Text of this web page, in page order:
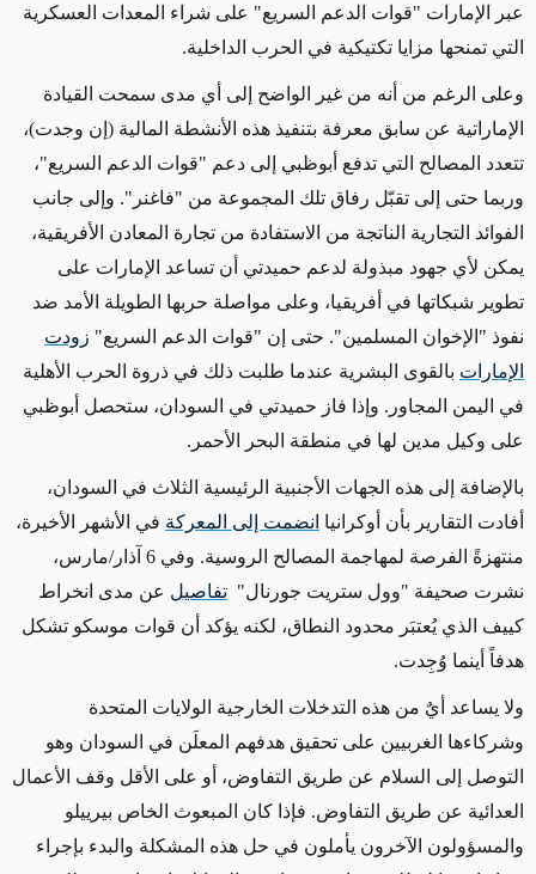
عبر الإمارات "قوات الدعم السريع" على شراء المعدات العسكرية
التي تمنحها مزايا تكتيكية في الحرب الداخلية.
وعلى الرغم من أنه من غير الواضح إلى أي مدى سمحت القيادة
الإماراتية عن سابق معرفة بتنفيذ هذه الأنشطة المالية (إن وجدت)،
تتعدد المصالح التي تدفع أبوظبي إلى دعم "قوات الدعم السريع"،
وربما حتى إلى تقبّل رفاق تلك المجموعة من "فاغنر". وإلى جانب
الفوائد التجارية الناتجة من الاستفادة من تجارة المعادن الأفريقية،
يمكن لأي جهود مبذولة لدعم حميدتي أن تساعد الإمارات على
تطوير شبكاتها في أفريقيا، وعلى مواصلة حربها الطويلة الأمد ضد
نفوذ "الإخوان المسلمين". حتى إن "قوات الدعم السريع" زودت
الإمارات بالقوى البشرية عندما طلبت ذلك في ذروة الحرب الأهلية
في اليمن المجاور. وإذا فاز حميدتي في السودان، ستحصل أبوظبي
على وكيل مدين لها في منطقة البحر الأحمر.
بالإضافة إلى هذه الجهات الأجنبية الرئيسية الثلاث في السودان،
أفادت التقارير بأن أوكرانيا انضمت إلى المعركة في الأشهر الأخيرة،
منتهزةً الفرصة لمهاجمة المصالح الروسية. وفي 6 آذار/مارس،
نشرت صحيفة "وول ستريت جورنال" تفاصيل عن مدى انخراط
كييف الذي يُعتبَر محدود النطاق، لكنه يؤكد أن قوات موسكو تشكل
هدفاً أينما وُجِدت.
ولا يساعد أيٌ من هذه التدخلات الخارجية الولايات المتحدة
وشركاءها الغربيين على تحقيق هدفهم المعلَن في السودان وهو
التوصل إلى السلام عن طريق التفاوض، أو على الأقل وقف الأعمال
العدائية عن طريق التفاوض. فإذا كان المبعوث الخاص بيرييلو
والمسؤولون الآخرون يأملون في حل هذه المشكلة والبدء بإجراء